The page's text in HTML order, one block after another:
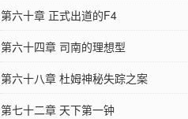
第六十章 正式出道的F4
第六十四章 司南的理想型
第六十八章 杜姆神秘失踪之案
第七十二章 天下第一钟